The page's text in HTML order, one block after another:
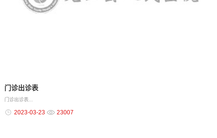
门诊出诊表
门诊出诊表...
2023-03-23 23007